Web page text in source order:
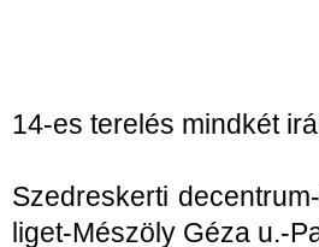
14-es terelés mindkét
Szedreskerti
liget-Mészöly Géza u.-